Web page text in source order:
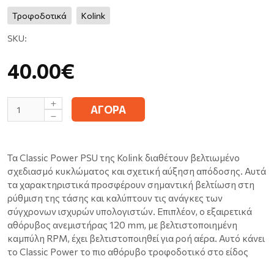
Τροφοδοτικά Kolink
SKU:
40.00€
ΑΓΟΡΑ
Τα Classic Power PSU της Kolink διαθέτουν βελτιωμένο
σχεδιασμό κυκλώματος και σχετική αύξηση απόδοσης. Αυτά
τα χαρακτηριστικά προσφέρουν σημαντική βελτίωση στη
ρύθμιση της τάσης και καλύπτουν τις ανάγκες των
σύγχρονων ισχυρών υπολογιστών. Επιπλέον, ο εξαιρετικά
αθόρυβος ανεμιστήρας 120 mm, με βελτιστοποιημένη
καμπύλη RPM, έχει βελτιστοποιηθεί για ροή αέρα. Αυτό κάνει
το Classic Power το πιο αθόρυβο τροφοδοτικό στο είδος